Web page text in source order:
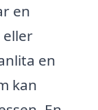
en
en
kan